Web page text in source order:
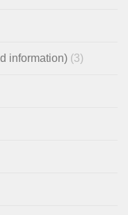
information) (3)